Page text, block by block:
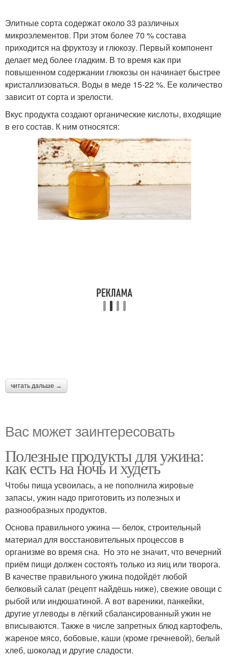
Элитные сорта содержат около 33 различных
микроэлементов. При этом более 70 % состава
приходится на фруктозу и глюкозу. Первый компонент
делает мед более гладким. В то время как при
повышенном содержании глюкозы он начинает быстрее
кристаллизоваться. Воды в меде 15-22 %. Ее количество
зависит от сорта и зрелости.
Вкус продукта создают органические кислоты, входящие
в его состав. К ним относятся:
читать дальше →
Вас может заинтересовать
Полезные продукты для ужина:
как есть на ночь и худеть
Чтобы пища усвоилась, а не пополнила жировые
запасы, ужин надо приготовить из полезных и
разнообразных продуктов.
Основа правильного ужина — белок, строительный
материал для восстановительных процессов в
организме во время сна. Но это не значит, что вечерний
приём пищи должен состоять только из яиц или творога.
В качестве правильного ужина подойдёт любой
белковый салат (рецепт найдёшь ниже), свежие овощи с
рыбой или индюшатиной. А вот вареники, панкейки,
другие углеводы в лёгкий сбалансированный ужин не
вписываются. Также в числе запретных блюд картофель,
жареное мясо, бобовые, каши (кроме гречневой), белый
хлеб, шоколад и другие сладости.